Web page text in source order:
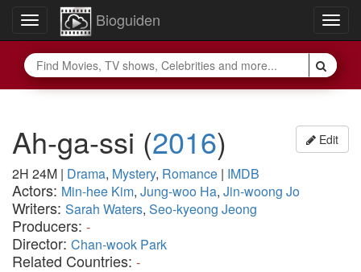
Toggle
navigation
Bioguiden
Edit
Ah-ga-ssi (2016)
2H 24M | Drama, Mystery, Romance | IMDB
Actors: Min-hee Kim, Jung-woo Ha, Jin-woong Jo
Writers: Sarah Waters, Seo-kyeong Jeong
Producers: -
Director: Chan-wook Park
Related Countries: -